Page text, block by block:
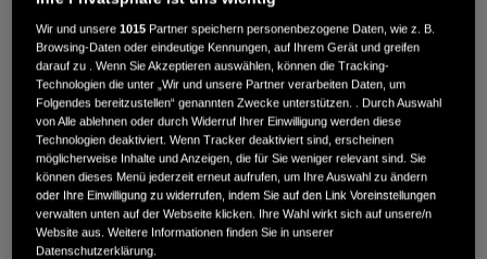
MWST. NICHT AUSWEISBAR
3.900 €
Wir und unsere1015 Partner speichern personenbezogene Daten, wie z. B.
Browsing-Daten oder eindeutige Kennungen, auf Ihrem Gerät und greifen
darauf zu . Wenn Sie Akzeptieren auswählen, können die Tracking-
Technologien die unter „Wir und unsere Partner verarbeiten Daten, um
Folgendes bereitzustellen“ genannten Zwecke unterstützen. . Durch Auswahl
von Alle ablehnen oder durch Widerruf Ihrer Einwilligung werden diese
Technologien deaktiviert. Wenn Tracker deaktiviert sind, erscheinen
möglicherweise Inhalte und Anzeigen, die für Sie weniger relevant sind. Sie
können dieses Menü jederzeit erneut aufrufen, um Ihre Auswahl zu ändern
oder Ihre Einwilligung zu widerrufen, indem Sie auf den Link Voreinstellungen
verwalten unten auf der Webseite klicken. Ihre Wahl wirkt sich auf unsere/n
Website aus. Weitere Informationen finden Sie in unserer
Datenschutzerklärung.